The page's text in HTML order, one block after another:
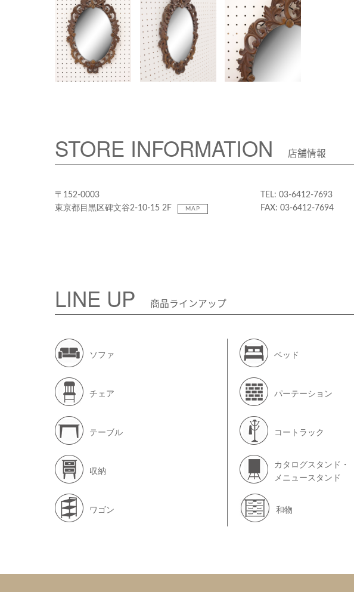
STORE INFORMATION 店舗情報
〒152-0003
東京都目黒区碑文谷2-10-15 2F
MAP
TEL: 03-6412-7693
FAX: 03-6412-7694
LINE UP 商品ラインアップ
ソファ
チェア
テーブル
収納
ワゴン
ベッド
パーテーション
コートラック
カタログスタンド・
メニュースタンド
和物